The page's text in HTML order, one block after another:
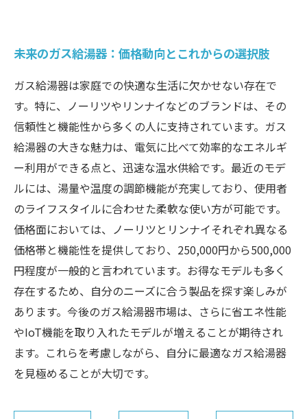
未来のガス給湯器：価格動向とこれからの選択肢
ガス給湯器は家庭での快適な生活に欠かせない存在で
す。特に、ノーリツやリンナイなどのブランドは、その
信頼性と機能性から多くの人に支持されています。ガス
給湯器の大きな魅力は、電気に比べて効率的なエネルギ
ー利用ができる点と、迅速な温水供給です。最近のモデ
ルには、湯量や温度の調節機能が充実しており、使用者
のライフスタイルに合わせた柔軟な使い方が可能です。
価格面においては、ノーリツとリンナイそれぞれ異なる
価格帯と機能性を提供しており、250,000円から500,000
円程度が一般的と言われています。お得なモデルも多く
存在するため、自分のニーズに合う製品を探す楽しみが
あります。今後のガス給湯器市場は、さらに省エネ性能
やIoT機能を取り入れたモデルが増えることが期待され
ます。これらを考慮しながら、自分に最適なガス給湯器
を見極めることが大切です。